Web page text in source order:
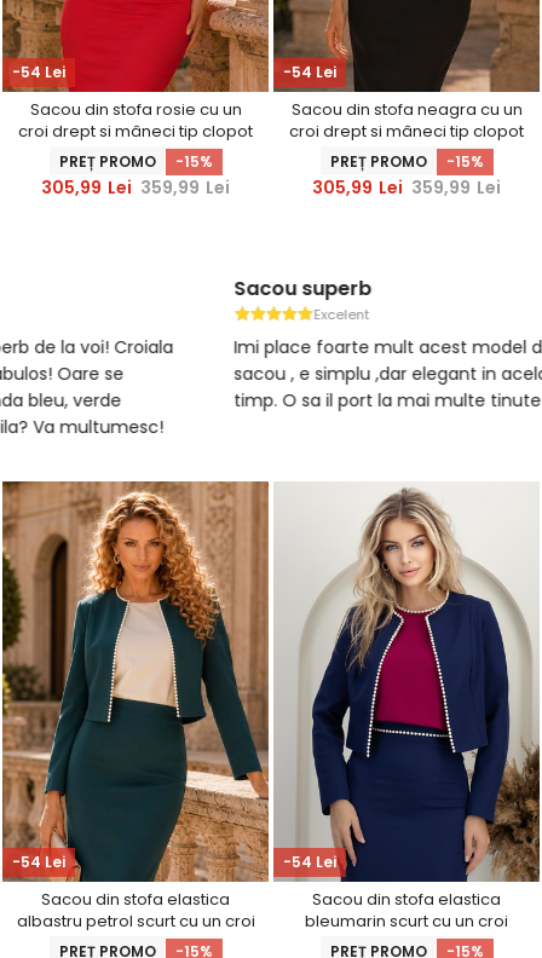
-54 Lei
Sacou din stofa rosie cu un
croi drept si mâneci tip clopot
- StarShinerS
PREȚ PROMO -15%
305,99 Lei 359,99 Lei
-54 Lei
Sacou din stofa neagra cu un
croi drept si mâneci tip clopot
- StarShinerS
PREȚ PROMO -15%
305,99 Lei 359,99 Lei
Imi place foarte mult acest model de
sacou , e simplu ,dar elegant in acelasi
timp. O sa il port la mai multe tinute .
Se
albastru
frumosi.
-54 Lei
Sacou din stofa elastica
albastru petrol scurt cu un croi
drept accesorizat cu perle -
PREȚ PROMO -15%
-54 Lei
Sacou din stofa elastica
bleumarin scurt cu un croi
drept accesorizat cu perle -
PREȚ PROMO -15%